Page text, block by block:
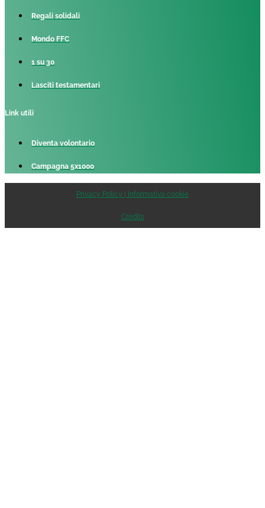
Regali solidali
Mondo FFC
1 su 30
Lasciti testamentari
Link utili
Diventa volontario
Campagna 5x1000
Privacy Policy | Informativa cookie
Credits